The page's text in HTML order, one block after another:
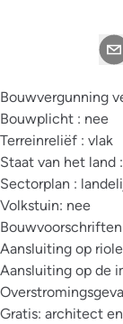
Bouwvergunning
Bouwplicht : nee
Terreinreliëf : vlak
Staat van het land
Sectorplan :
Volkstuin: nee
Aansluiting op
Aansluiting op de
Gratis: architect